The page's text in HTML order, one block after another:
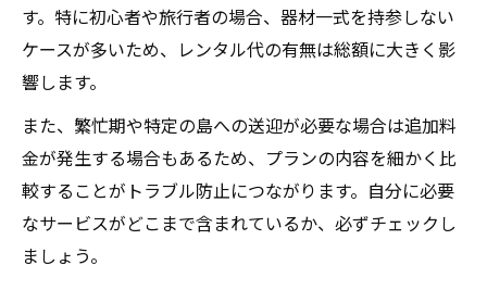
す。特に初心者や旅行者の場合、器材一式を持参しない
ケースが多いため、レンタル代の有無は総額に大きく影
響します。
また、繁忙期や特定の島への送迎が必要な場合は追加料
金が発生する場合もあるため、プランの内容を細かく比
較することがトラブル防止につながります。自分に必要
なサービスがどこまで含まれているか、必ずチェックし
ましょう。